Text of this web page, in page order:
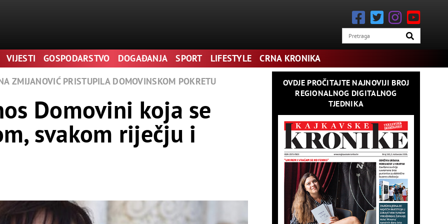
može dovesti do drastičnih promjena u načinu na koji mozak šalje kemijske signale, a kockari obično imaju genetske ili
kockanju.
što je ovaj prijevoznik odlučio uključiti u njih.
tako i izgledi.
za kockanjem kroz opsežnu biblioteku igara na ploči, kartaških igara i kasino igara u stvarnom vremenu.
VIJESTI GOSPODARSTVO DOGAĐANJA SPORT LIFESTYLE CRNA KRONIKA
ZMIJANOVIĆ PRISTUPILA DOMOVINSKOM POKRETU
Domovini koja se
svakom riječju i
OVDJE PROČITAJTE NAJNOVIJI BROJ
REGIONALNOG DIGITALNOG
TJEDNIKA